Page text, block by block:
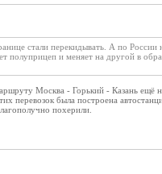
стали перекидывать. А по России
полуприцеп и меняет на другой в
Москва - Горький - Казань ещё
перевозок была построена
похерили.